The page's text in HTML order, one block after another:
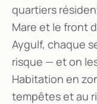
quartiers
Mare et le front
Aygulf, chaque
risque — et on
Habitation en
tempêtes et au